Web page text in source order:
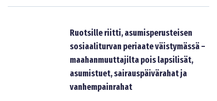
Ruotsille riitti, asumisperusteisen
sosiaaliturvan periaate väistymässä –
maahanmuuttajilta pois lapsilisät,
asumistuet, sairauspäivärahat ja
vanhempainrahat